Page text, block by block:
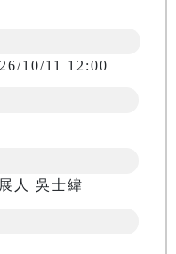
10/11 12:00
人 吳士緯